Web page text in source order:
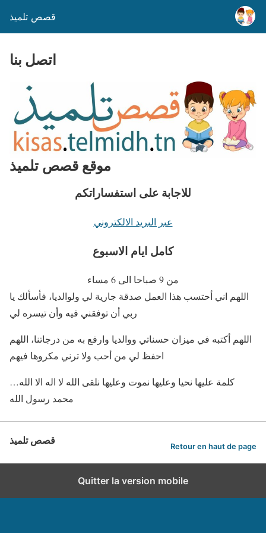
قصص تلميذ
اتصل بنا
موقع قصص تلميذ
للاجابة على استفساراتكم
عبر البريد الالكتروني
كامل ايام الاسبوع
من 9 صباحا الى 6 مساء
اللهم اني أحتسب هذا العمل صدقة جارية لي ولوالديا، فأسألك يا
ربي أن توفقني فيه وأن تيسره لي
اللهم أكتبه في ميزان حسناتي ووالديا وارفع به من درجاتنا، اللهم
احفظ لي من أحب ولا ترني مكروها فيهم
كلمة عليها نحيا وعليها نموت وعليها نلقى الله لا اله الا الله…
محمد رسول الله
قصص تلميذ Retour en haut de page
Quitter la version mobile